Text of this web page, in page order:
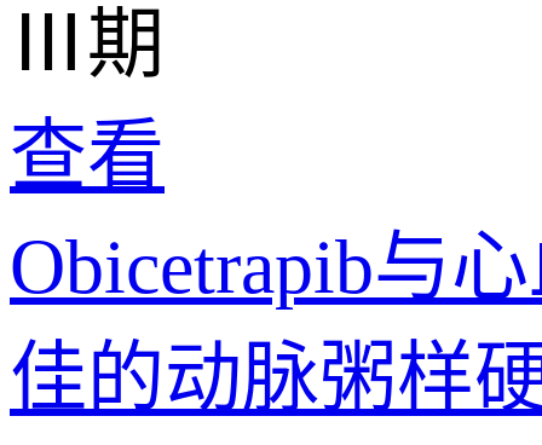
Ⅲ期
查看
Obicetrapib与
佳的动脉粥样